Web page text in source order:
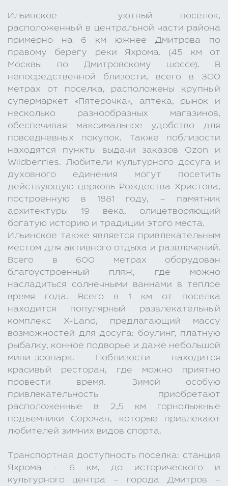
Ильинское – уютный поселок,
расположенный в центральной части района
примерно на 6 км южнее Дмитрова по
правому берегу реки Яхрома. (45 км от
Москвы по Дмитровскому шоссе). В
непосредственной близости, всего в 300
метрах от поселка, расположены крупный
супермаркет «Пятерочка», аптека, рынок и
несколько разнообразных магазинов,
обеспечивая максимальное удобство для
повседневных покупок. Также поблизости
находятся пункты выдачи заказов Ozon и
Wildberries. Любители культурного досуга и
духовного единения могут посетить
действующую церковь Рождества Христова,
построенную в 1881 году, – памятник
архитектуры 19 века, олицетворяющий
богатую историю и традиции этого места.
Ильинское также является привлекательным
местом для активного отдыха и развлечений.
Всего в 600 метрах оборудован
благоустроенный пляж, где можно
насладиться солнечными ваннами в теплое
время года. Всего в 1 км от поселка
находится популярный развлекательный
комплекс X-Land, предлагающий массу
возможностей для досуга: боулинг, платную
рыбалку, конное подворье и даже небольшой
мини-зоопарк. Поблизости находится
красивый ресторан, где можно приятно
провести время. Зимой особую
привлекательность приобретают
расположенные в 2,5 км горнолыжные
подъемники Сорочан, которые привлекают
любителей зимних видов спорта.
Транспортная доступность поселка: станция
Яхрома - 6 км, до исторического и
культурного центра – города Дмитров –